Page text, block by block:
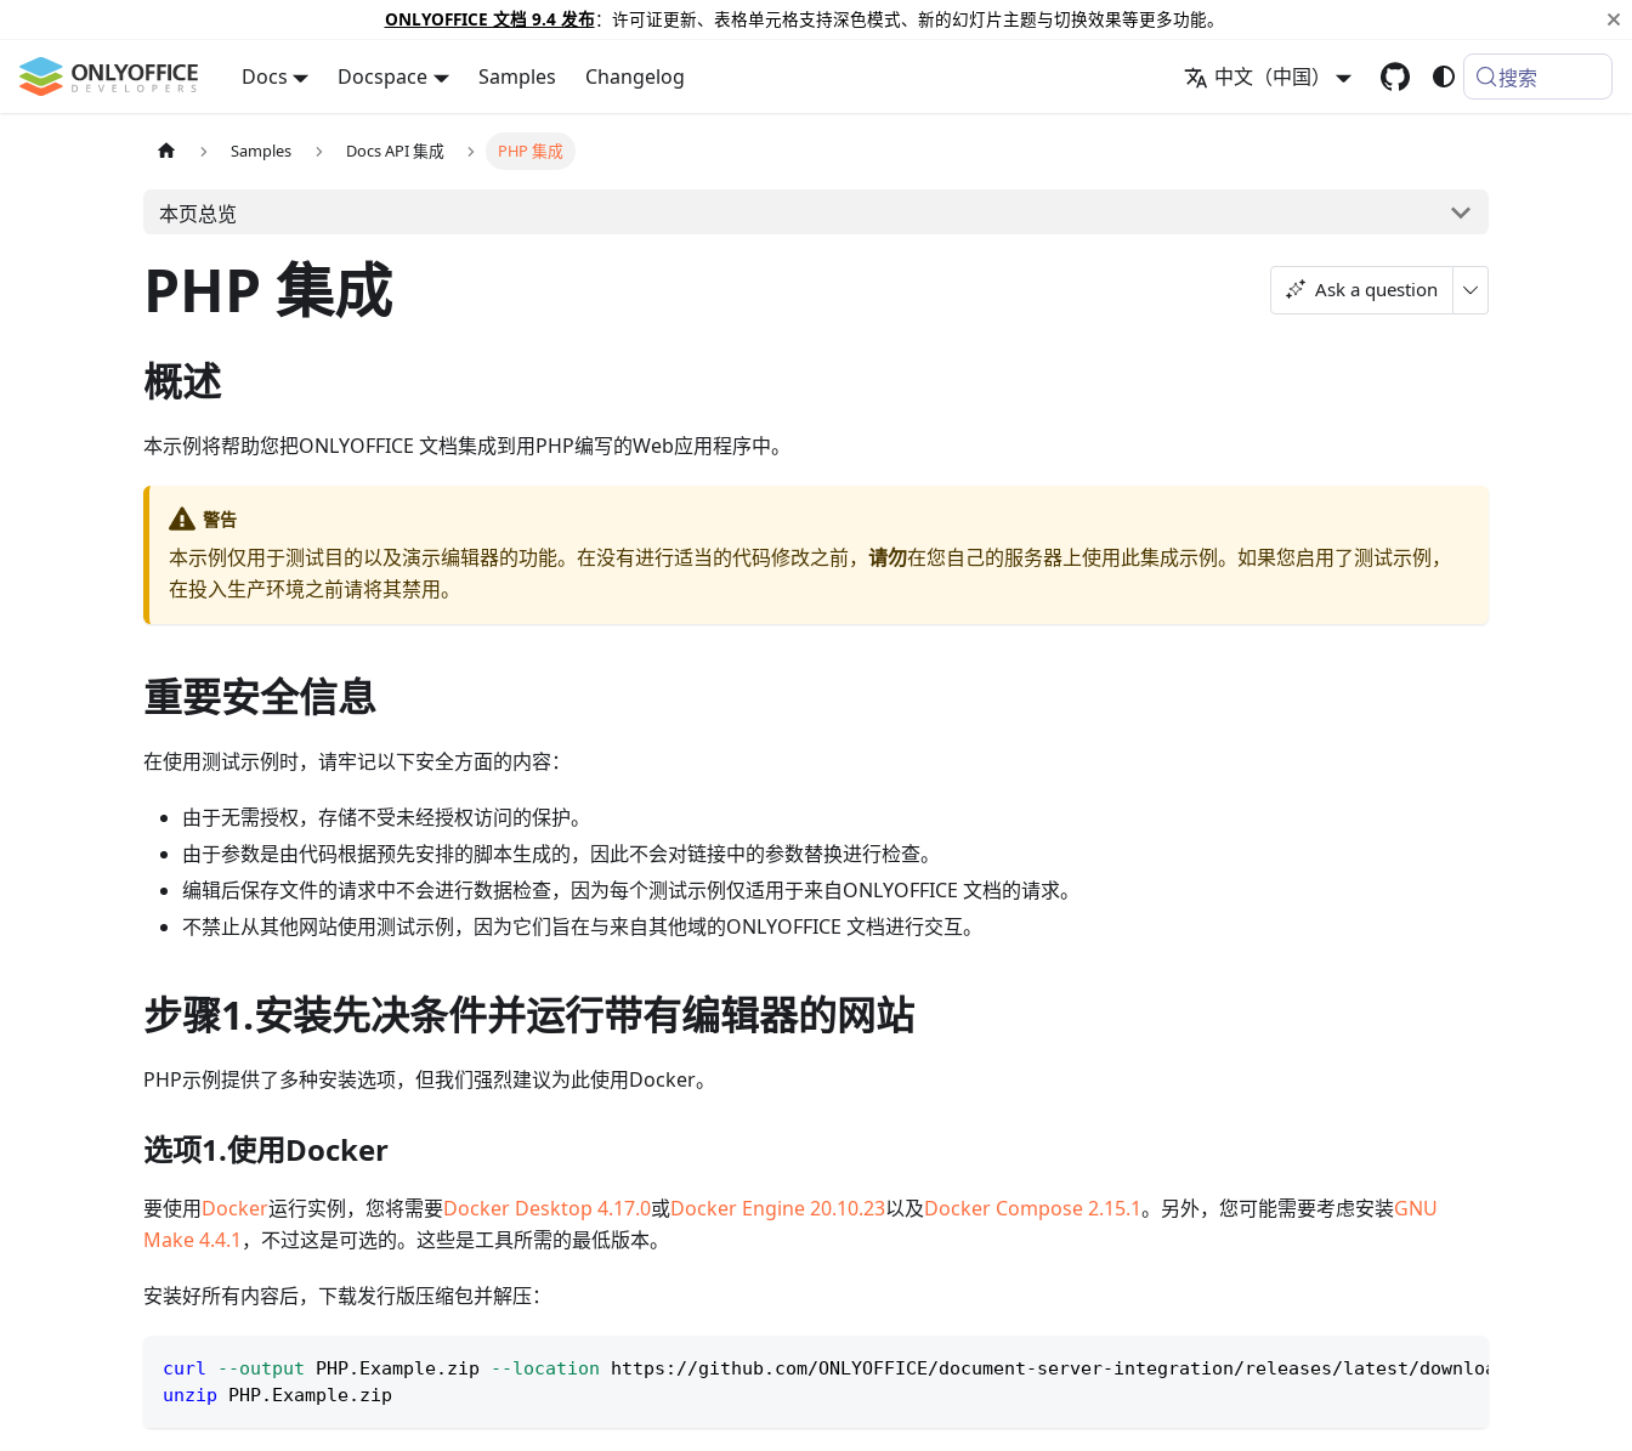
ONLYOFFICE 文档 9.4 发布：许可证更新、表格单元格支持深色模式、新的幻灯片主题与切换效果等更多功能。
Docs Docspace Samples Changelog 中文（中国） 搜索
Samples Docs API 集成 PHP 集成
本页总览
PHP 集成 Ask a question
概述
本示例将帮助您把ONLYOFFICE 文档集成到用PHP编写的Web应用程序中。
警告
本示例仅用于测试目的以及演示编辑器的功能。在没有进行适当的代码修改之前， 请勿在您自己的服务器上使用此集成示例。如果您启用了测试示例，
在投入生产环境之前请将其禁用。
重要安全信息
在使用测试示例时，请牢记以下安全方面的内容：
由于无需授权，存储不受未经授权访问的保护。
由于参数是由代码根据预先安排的脚本生成的，因此不会对链接中的参数替换进行检查。
编辑后保存文件的请求中不会进行数据检查，因为每个测试示例仅适用于来自ONLYOFFICE 文档的请求。
不禁止从其他网站使用测试示例，因为它们旨在与来自其他域的ONLYOFFICE 文档进行交互。
步骤1.安装先决条件并运行带有编辑器的网站
PHP示例提供了多种安装选项，但我们强烈建议为此使用Docker。
选项1.使用Docker
要使用Docker运行实例，您将需要Docker Desktop 4.17.0或Docker Engine 20.10.23以及Docker Compose 2.15.1。另外，您可能需要考虑安装GNU
Make 4.4.1 ，不过这是可选的。这些是工具所需的最低版本。
安装好所有内容后，下载发行版压缩包并解压：
curl --output PHP.Example.zip --location https://github.com/ONLYOFFICE/document-server-integration/releases/latest/download/
unzip PHP.Example.zip